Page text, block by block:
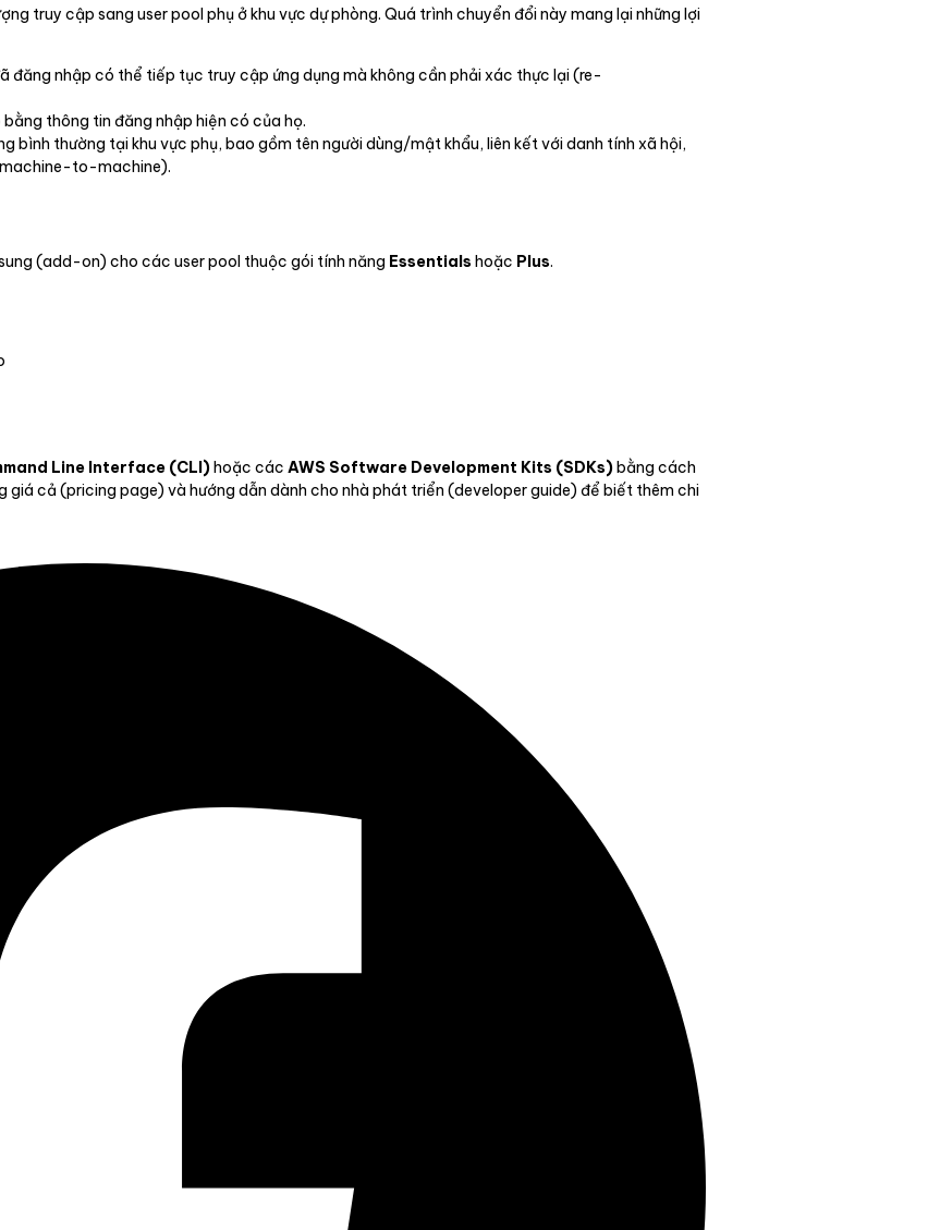
truy cập sang user pool phụ ở khu vực dự phòng. Quá trình chuyển đổi này mang lại những lợi
đăng nhập có thể tiếp tục truy cập ứng dụng mà không cần phải xác thực lại (re-
thông tin đăng nhập hiện có của họ.
thường tại khu vực phụ, bao gồm tên người dùng/mật khẩu, liên kết với danh tính xã hội,
to-machine).
(add-on) cho các user pool thuộc gói tính năng Essentials hoặc Plus.
Line Interface (CLI)hoặc các AWS Software Development Kits (SDKs)bằng cách
giá cả (pricing page) và hướng dẫn dành cho nhà phát triển (developer guide) để biết thêm chi